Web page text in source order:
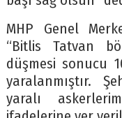
MHP Genel
“Bitlis Tatvan
düşmesi sonucu
yaralanmıştır.
yaralı